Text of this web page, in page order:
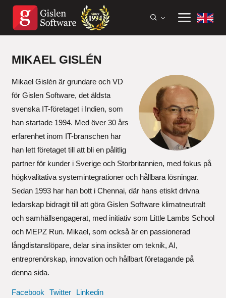
MIKAEL GISLÉN
Mikael Gislén är grundare och VD
för Gislen Software, det äldsta
svenska IT-företaget i Indien, som
han startade 1994. Med över 30 års
erfarenhet inom IT-branschen har
han lett företaget till att bli en pålitlig
partner för kunder i Sverige och Storbritannien, med fokus på
högkvalitativa systemintegrationer och hållbara lösningar.
Sedan 1993 har han bott i Chennai, där hans etiskt drivna
ledarskap bidragit till att göra Gislen Software klimatneutralt
och samhällsengagerat, med initiativ som Little Lambs School
och MEPZ Run. Mikael, som också är en passionerad
långdistanslöpare, delar sina insikter om teknik, AI,
entreprenörskap, innovation och hållbart företagande på
denna sida.
Facebook Twitter Linkedin